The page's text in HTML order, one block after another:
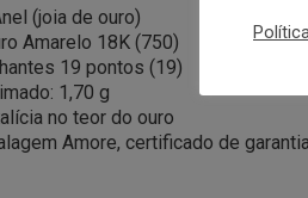
(joia de ouro)
Amarelo 18K (750)
19 pontos (19)
1,70 g
no teor do ouro
Amore, certificado de